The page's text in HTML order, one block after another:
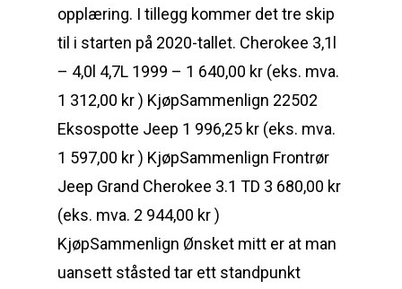
opplæring. I tillegg kommer det tre skip
til i starten på 2020-tallet. Cherokee 3,1l
– 4,0l 4,7L 1999 – 1 640,00 kr (eks. mva.
1 312,00 kr ) KjøpSammenlign 22502
Eksospotte Jeep 1 996,25 kr (eks. mva.
1 597,00 kr ) KjøpSammenlign Frontrør
Jeep Grand Cherokee 3.1 TD 3 680,00 kr
(eks. mva. 2 944,00 kr )
KjøpSammenlign Ønsket mitt er at man
uansett ståsted tar ett standpunkt